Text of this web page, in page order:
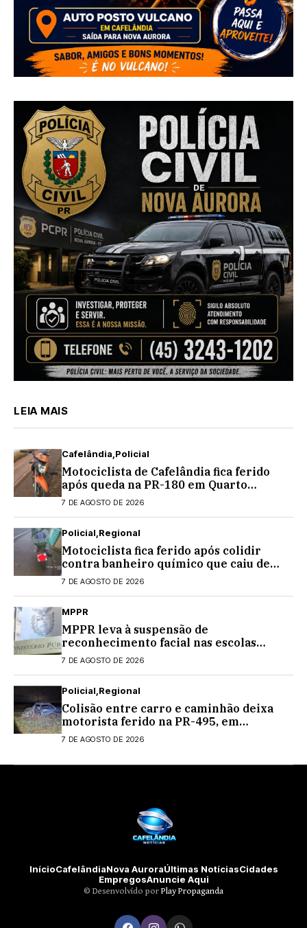
LEIA MAIS
Cafelândia Policial
Motociclista de Cafelândia fica ferido
após queda na PR-180 em Quarto
Centenário
7 DE AGOSTO DE 2026
Policial Regional
Motociclista fica ferido após colidir
contra banheiro químico que caiu de
caminhão na PRC-467, em Cascavel
7 DE AGOSTO DE 2026
MPPR
MPPR leva à suspensão de
reconhecimento facial nas escolas
estaduais
7 DE AGOSTO DE 2026
Policial Regional
Colisão entre carro e caminhão deixa
motorista ferido na PR-495, em
Medianeira
7 DE AGOSTO DE 2026
InícioCafelândiaNova AuroraÚltimas NotíciasCidades
EmpregosAnuncie Aqui
©️ Desenvolvido por Play Propaganda